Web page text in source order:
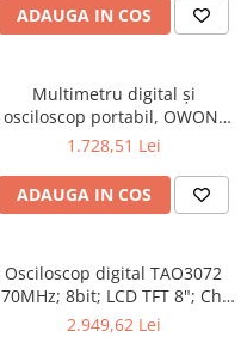
ADAUGA IN COS
Multimetru digital și
osciloscop portabil, OWON,
HDS2202, 200mV-1kV, 200mA-
1.728,51 Lei
ADAUGA IN COS
Osciloscop digital TAO3072
70MHz; 8bit; LCD TFT 8"; Ch:
2; 1Gsps; 40Mpts sustinand
2.949,62 Lei